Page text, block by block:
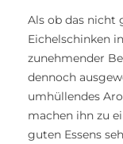
Als ob das nicht
Eichelschinken
zunehmender
dennoch
umhüllendes
machen ihn zu
guten Essens